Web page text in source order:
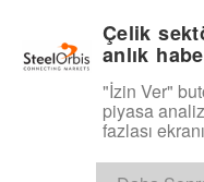
Yassı Ürünler ve Slab
Ücretsiz
Çelik
anlık
"İzin Ver"
piyasa
fazlası